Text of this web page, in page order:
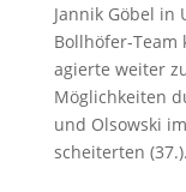
Jannik Göbel in
Bollhöfer-
agierte weiter
Möglichkeiten
und Olsowski
scheiterten (37.).